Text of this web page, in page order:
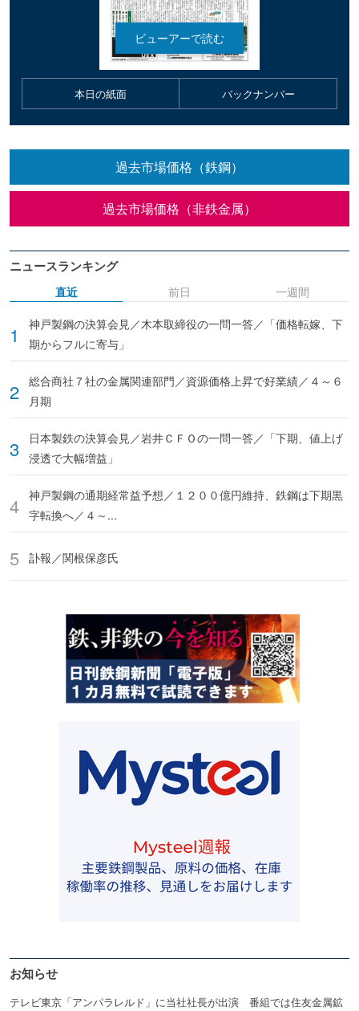
本日の紙面 バックナンバー
過去市場価格（鉄鋼）
過去市場価格（非鉄金属）
ニュースランキング
直近
神戸製鋼の決算会見／木本取締役の一問一答／「価格転嫁、下
期からフルに寄与」
総合商社７社の金属関連部門／資源価格上昇で好業績／４～６
月期
日本製鉄の決算会見／岩井ＣＦＯの一問一答／「下期、値上げ
浸透で大幅増益」
神戸製鋼の通期経常益予想／１２００億円維持、鉄鋼は下期黒
字転換へ／４～...
訃報／関根保彦氏
前日 一週間
お知らせ
テレビ東京「アンパラレルド」に当社社長が出演 番組では住友金属鉱